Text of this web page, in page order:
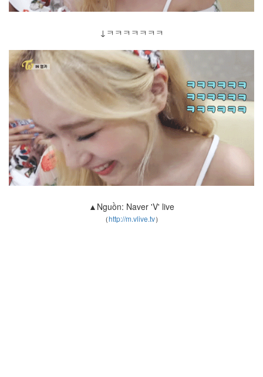
↓ㅋㅋㅋㅋㅋㅋㅋ
▲Nguồn: Naver 'V' live
（http://m.vlive.tv）